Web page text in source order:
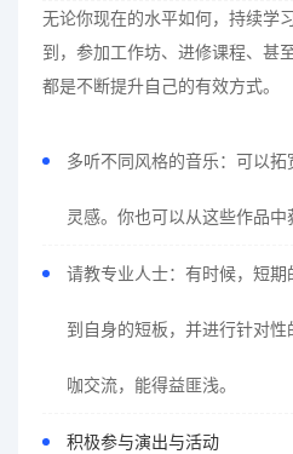
无论你现在的水平如何，持续学
到，参加工作坊、进修课程、甚
都是不断提升自己的有效方式。
多听不同风格的音乐：可以
灵感。你也可以从这些作品中
请教专业人士：有时候，短
到自身的短板，并进行针对
咖交流，能得益匪浅。
积极参与演出与活动